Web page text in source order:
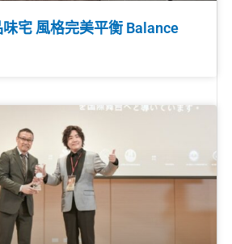
宅 風格完美平衡 Balance